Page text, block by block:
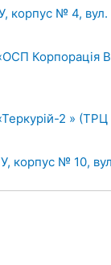
корпус № 4, вул.
Корпорація
2 »
корпус № 10,